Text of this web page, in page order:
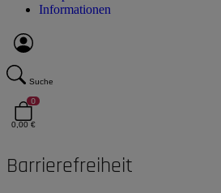
Informationen
Suche
0
0,00 €
Barrierefreiheit